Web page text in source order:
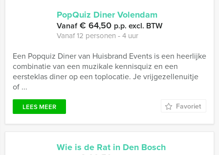
PopQuiz Diner Volendam
Vanaf€ 64,50 p.p. excl. BTW
Vanaf 12 personen ‐ 4 uur
Een Popquiz Diner van Huisbrand Events is een heerlijke
combinatie van een muzikale kennisquiz en een
eersteklas diner op een toplocatie. Je vrijgezellenuitje
of ...
LEES MEER Favoriet
Wie is de Rat in Den Bosch